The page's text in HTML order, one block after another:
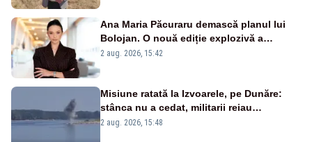
Ana Maria Păcuraru demască planul lui
Bolojan. O nouă ediție explozivă a
emisiunii „Miza Zilei” la Realitatea PLUS
2 aug. 2026, 15:42
Misiune ratată la Izvoarele, pe Dunăre:
stânca nu a cedat, militarii reiau
detonările luni – VIDEO
2 aug. 2026, 15:48